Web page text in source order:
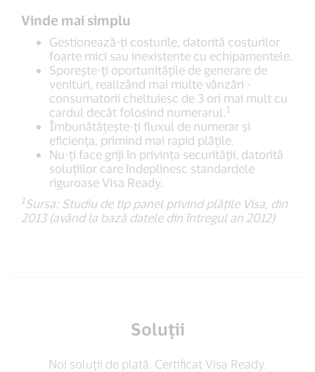
Vinde mai simplu
Gestionează-ți costurile, datorită costurilor
foarte mici sau inexistente cu echipamentele.
Sporește-ți oportunitățile de generare de
venituri, realizând mai multe vânzări -
consumatorii cheltuiesc de 3 ori mai mult cu
cardul decât folosind numerarul. 1
Îmbunătățește-ți fluxul de numerar și
eficiența, primind mai rapid plățile.
Nu-ți face griji în privința securității, datorită
soluțiilor care îndeplinesc standardele
riguroase Visa Ready.
1Sursa: Studiu de tip panel privind plățile Visa, din
2013 (având la bază datele din întregul an 2012)
Soluții
Noi soluții de plată. Certificat Visa Ready.